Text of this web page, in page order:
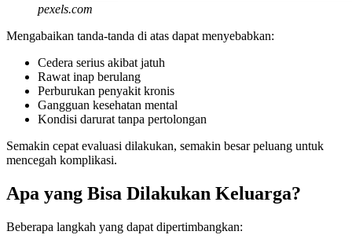
pexels.com
Mengabaikan tanda-tanda di atas dapat menyebabkan:
Cedera serius akibat jatuh
Rawat inap berulang
Perburukan penyakit kronis
Gangguan kesehatan mental
Kondisi darurat tanpa pertolongan
Semakin cepat evaluasi dilakukan, semakin besar peluang untuk
mencegah komplikasi.
Apa yang Bisa Dilakukan Keluarga?
Beberapa langkah yang dapat dipertimbangkan: